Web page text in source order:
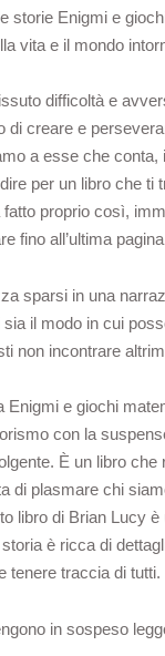
storie Enigmi e
vita e il mondo
difficoltà e
di creare e
a esse che
per un libro che ti
proprio così,
fino all’ultima
sparsi in una
il modo in cui
non incontrare
e giochi
con la
È un libro
di plasmare chi
libro di Brian Lucy è
è ricca di
tenere traccia di tutti.
in sospeso